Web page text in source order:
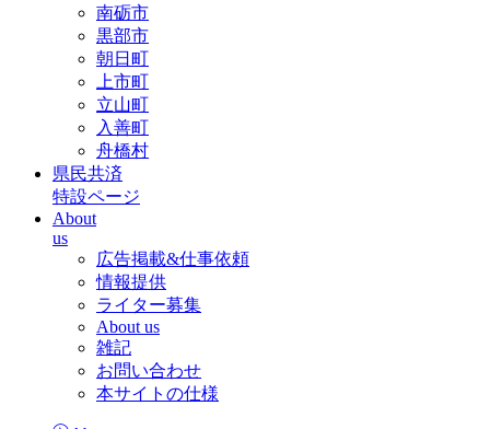
南砺市
黒部市
朝日町
上市町
立山町
入善町
舟橋村
県民共済
特設ページ
About
us
広告掲載&仕事依頼
情報提供
ライター募集
About us
雑記
お問い合わせ
本サイトの仕様